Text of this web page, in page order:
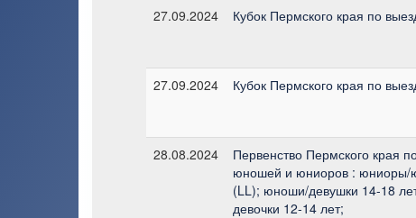
27.09.2024 Кубок Пермского края по
27.09.2024 Кубок Пермского края по
28.08.2024
Первенство Пермского края
юношей и юниоров : юниоры/
(LL); юноши/девушки 14-18
девочки 12-14 лет;